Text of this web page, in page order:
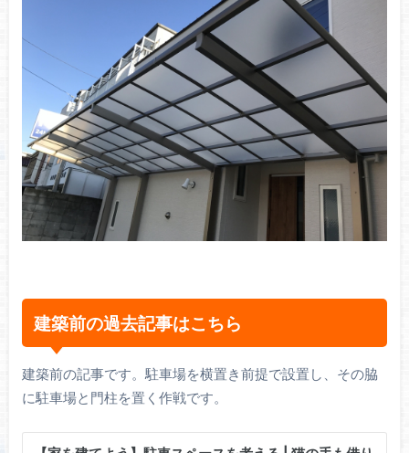
建築前の過去記事はこちら
建築前の記事です。駐車場を横置き前提で設置し、その脇
に駐車場と門柱を置く作戦です。